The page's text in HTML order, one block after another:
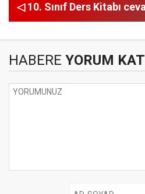
◁ 10. Sınıf Ders Kitabı
HABERE YORUM KAT